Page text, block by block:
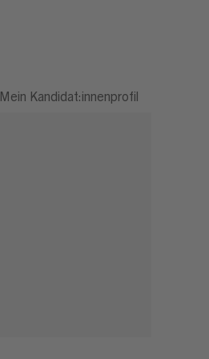
Mein Kandidat:innenprofil